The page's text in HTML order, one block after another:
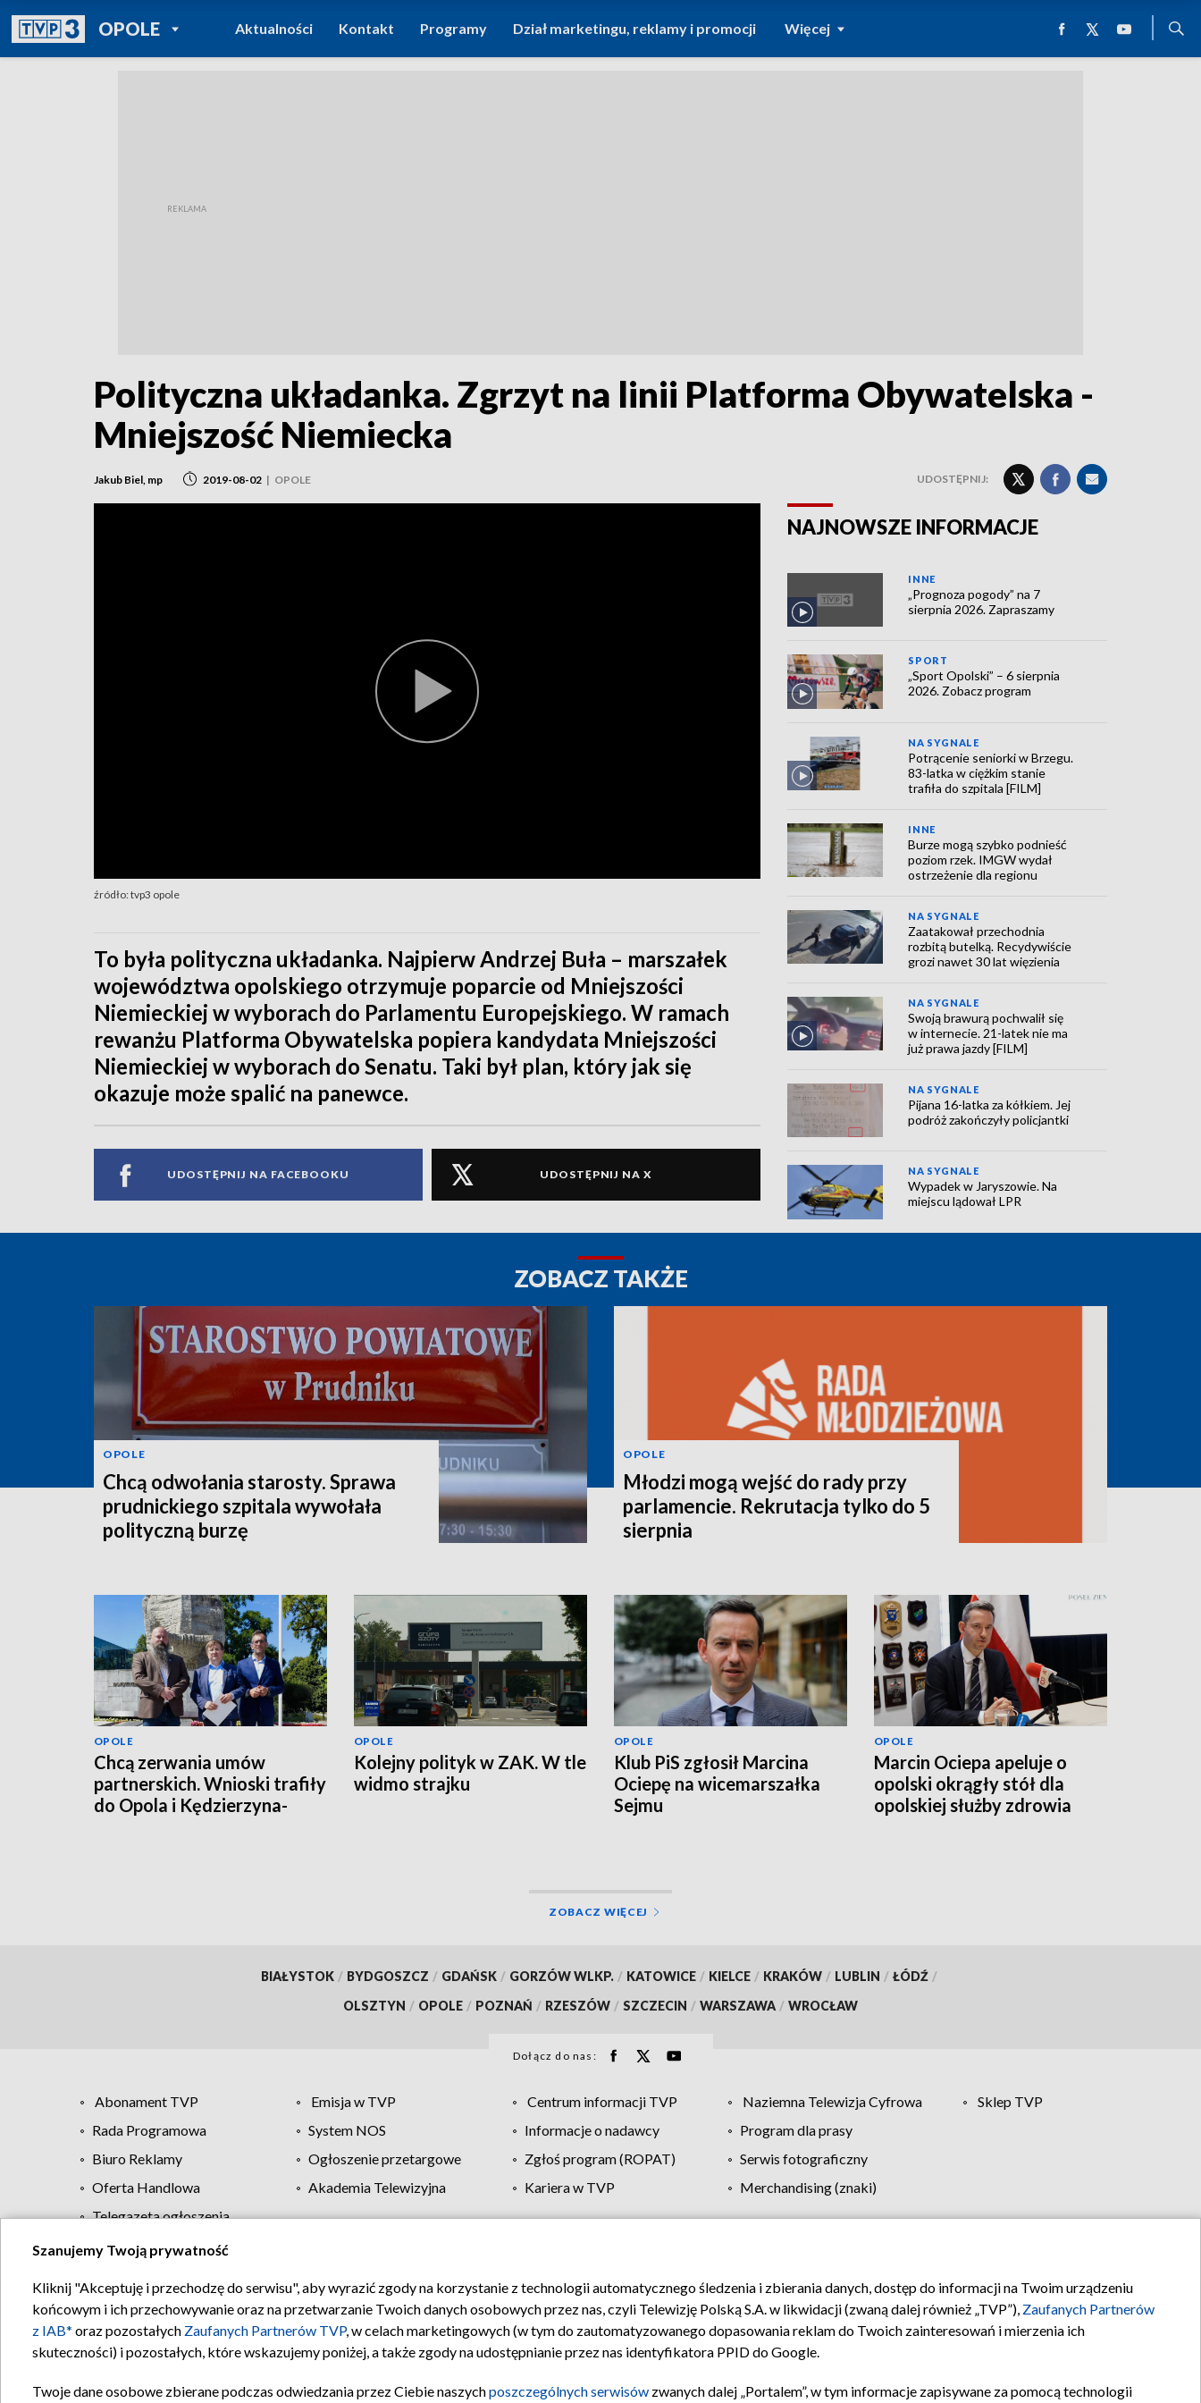
OPOLEPOWRÓT DO
TVP REGIONY
Aktualności Kontakt Programy Dział marketingu, reklamy i promocji Więcej
Polityczna układanka. Zgrzyt na linii Platforma Obywatelska -
Mniejszość Niemiecka
Jakub Biel, mp 2019-08-02 | OPOLE UDOSTĘPNIJ:
źródło: tvp3 opole
To była polityczna układanka. Najpierw Andrzej Buła – marszałek
województwa opolskiego otrzymuje poparcie od Mniejszości
Niemieckiej w wyborach do Parlamentu Europejskiego. W ramach
rewanżu Platforma Obywatelska popiera kandydata Mniejszości
Niemieckiej w wyborach do Senatu. Taki był plan, który jak się
okazuje może spalić na panewce.
UDOSTĘPNIJ NA FACEBOOKU UDOSTĘPNIJ NA X
NAJNOWSZE INFORMACJE
INNE
„Prognoza pogody” na 7
sierpnia 2026. Zapraszamy
SPORT
„Sport Opolski” – 6 sierpnia
2026. Zobacz program
NA SYGNALE
Potrącenie seniorki w Brzegu.
83-latka w ciężkim stanie
trafiła do szpitala [FILM]
INNE
Burze mogą szybko podnieść
poziom rzek. IMGW wydał
ostrzeżenie dla regionu
NA SYGNALE
Zaatakował przechodnia
rozbitą butelką. Recydywiście
grozi nawet 30 lat więzienia
NA SYGNALE
Swoją brawurą pochwalił się
w internecie. 21-latek nie ma
już prawa jazdy [FILM]
NA SYGNALE
Pijana 16-latka za kółkiem. Jej
podróż zakończyły policjantki
NA SYGNALE
Wypadek w Jaryszowie. Na
miejscu lądował LPR
ZOBACZ TAKŻE
OPOLE
Chcą odwołania starosty. Sprawa
prudnickiego szpitala wywołała
polityczną burzę
OPOLE
Młodzi mogą wejść do rady przy
parlamencie. Rekrutacja tylko do 5
sierpnia
OPOLE
Chcą zerwania umów
partnerskich. Wnioski trafiły
do Opola i Kędzierzyna-
OPOLE
Kolejny polityk w ZAK. W tle
widmo strajku
OPOLE
Klub PiS zgłosił Marcina
Ociepę na wicemarszałka
Sejmu
OPOLE
Marcin Ociepa apeluje o
opolski okrągły stół dla
opolskiej służby zdrowia
ZOBACZ WIĘCEJ
BIAŁYSTOK / BYDGOSZCZ / GDAŃSK / GORZÓW WLKP. / KATOWICE / KIELCE / KRAKÓW / LUBLIN / ŁÓDŹ /
OLSZTYN / OPOLE / POZNAŃ / RZESZÓW / SZCZECIN / WARSZAWA / WROCŁAW
Dołącz do nas:
Abonament TVP Emisja w TVP Centrum informacji TVP Naziemna Telewizja Cyfrowa
Sklep TVP
Rada Programowa
System NOS Informacje o nadawcy
Program dla prasy
Biuro Reklamy
Ogłoszenie przetargowe Zgłoś program (ROPAT)
Serwis fotograficzny
Oferta Handlowa
Akademia Telewizyjna Kariera w TVP
Merchandising (znaki)
Telegazeta ogłoszenia
Regulamin TVP Polityka prywatności Moje zgody Pomoc Biuro reklamy Kontakt
Szanujemy Twoją prywatność
Kliknij "Akceptuję i przechodzę do serwisu", aby wyrazić zgody na korzystanie z technologii automatycznego śledzenia i zbierania danych, dostęp do informacji na Twoim urządzeniu
końcowym i ich przechowywanie oraz na przetwarzanie Twoich danych osobowych przez nas, czyli Telewizję Polską S.A. w likwidacji (zwaną dalej również „TVP”), Zaufanych Partnerów
z IAB* oraz pozostałych Zaufanych Partnerów TVP, w celach marketingowych (w tym do zautomatyzowanego dopasowania reklam do Twoich zainteresowań i mierzenia ich
skuteczności) i pozostałych, które wskazujemy poniżej, a także zgody na udostępnianie przez nas identyfikatora PPID do Google.
Twoje dane osobowe zbierane podczas odwiedzania przez Ciebie naszychposzczególnych serwisów zwanych dalej „Portalem”, w tym informacje zapisywane za pomocą technologii